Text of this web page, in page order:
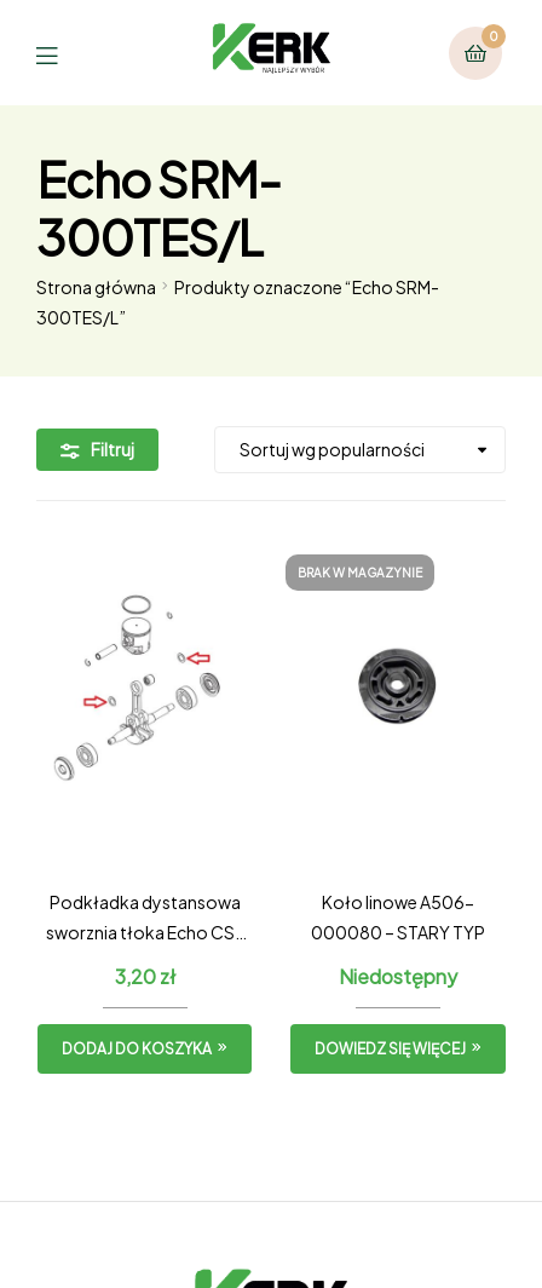
0
Echo SRM-
300TES/L
Strona główna
Produkty oznaczone “Echo SRM-
300TES/L”
Filtruj
Podkładka dystansowa
sworznia tłoka Echo CS-
341AC
3,20zł
DODAJ DO KOSZYKA
BRAK W MAGAZYNIE
Koło linowe A506-
000080 – STARY TYP
Niedostępny
DOWIEDZ SIĘ WIĘCEJ